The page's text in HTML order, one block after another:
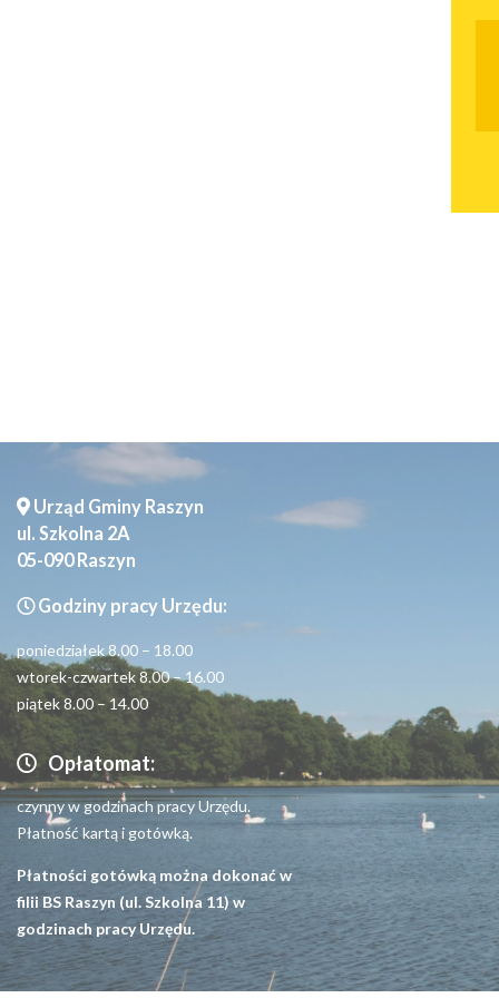
Urząd Gminy Raszyn
ul. Szkolna 2A
05-090 Raszyn
Godziny pracy Urzędu:
poniedziałek 8.00 – 18.00
wtorek-czwartek 8.00 – 16.00
piątek 8.00 – 14.00
Opłatomat:
czynny w godzinach pracy Urzędu.
Płatność kartą i gotówką.
Płatności gotówką można dokonać w
filii BS Raszyn (ul. Szkolna 11) w
godzinach pracy Urzędu.